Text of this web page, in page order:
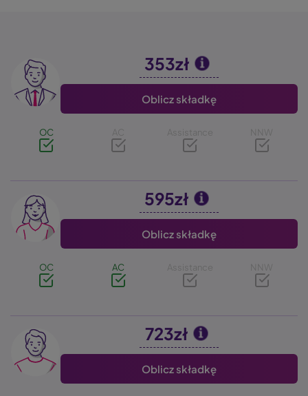
Image 353zł
Oblicz składkę
OC AC Assistance NNW
Image 595zł
Oblicz składkę
OC AC Assistance NNW
Image 723zł
Oblicz składkę